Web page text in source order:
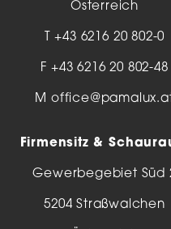
Österreich
T+43 6216 20 802-0
F +43 6216 20 802-48
M
Firmensitz &
Gewerbegebiet Süd
5204 Straßwalchen